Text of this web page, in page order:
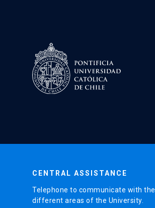
CENTRAL ASSISTANCE
Telephone to communicate with the
different areas of the University.